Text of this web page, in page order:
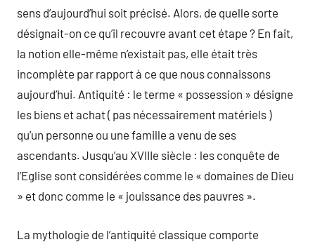
sens d’aujourd’hui soit précisé. Alors, de quelle sorte
désignait-on ce qu’il recouvre avant cet étape ? En fait,
la notion elle-même n’existait pas, elle était très
incomplète par rapport à ce que nous connaissons
aujourd’hui. Antiquité : le terme « possession » désigne
les biens et achat ( pas nécessairement matériels )
qu’un personne ou une famille a venu de ses
ascendants. Jusqu’au XVIIIe siècle : les conquête de
l’Eglise sont considérées comme le « domaines de Dieu
» et donc comme le « jouissance des pauvres ».
La mythologie de l’antiquité classique comporte